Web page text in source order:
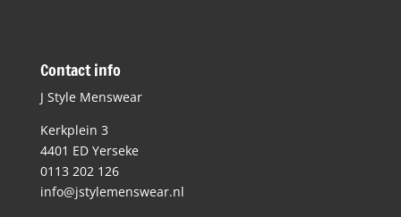
Contact info
J Style Menswear
Kerkplein 3
4401 ED Yerseke
0113 202 126
info@jstylemenswear.nl